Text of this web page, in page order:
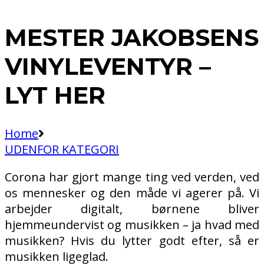
MESTER JAKOBSENS
VINYLEVENTYR –
LYT HER
Home
UDENFOR KATEGORI
Corona har gjort mange ting ved verden, ved
os mennesker og den måde vi agerer på. Vi
arbejder digitalt, børnene bliver
hjemmeundervist og musikken – ja hvad med
musikken? Hvis du lytter godt efter, så er
musikken ligeglad.